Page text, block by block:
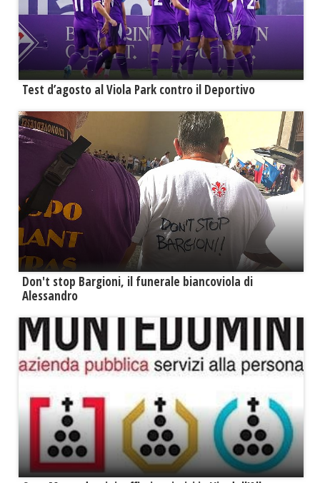
Test d’agosto al Viola Park contro il Deportivo
Don't stop Bargioni, il funerale biancoviola di
Alessandro